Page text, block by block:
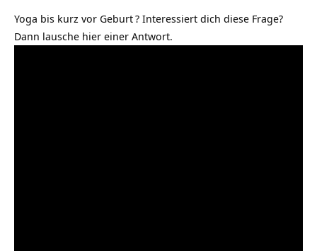
Yoga bis kurz vor Geburt? Interessiert dich diese Frage?
Dann lausche hier einer Antwort.